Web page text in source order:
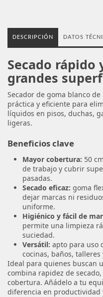
DESCRIPCIÓN DATOS
Secado rápido
grandes
Secador de goma blanco
práctica y eficiente para
líquidos en pisos, duchas,
ligeras.
Beneficios clave
Mayor cobertura: 50
de trabajo y cubrir
pasadas.
Secado eficaz: goma
dejar marcas ni
uniforme.
Higiénico y fácil de
permite una limpieza
suciedad.
Versátil: apto para uso
cocinas, baños, talleres
Ideal para quienes buscan
combina rapidez de
cobertura. Añádelo a tu
diferencia en productividad